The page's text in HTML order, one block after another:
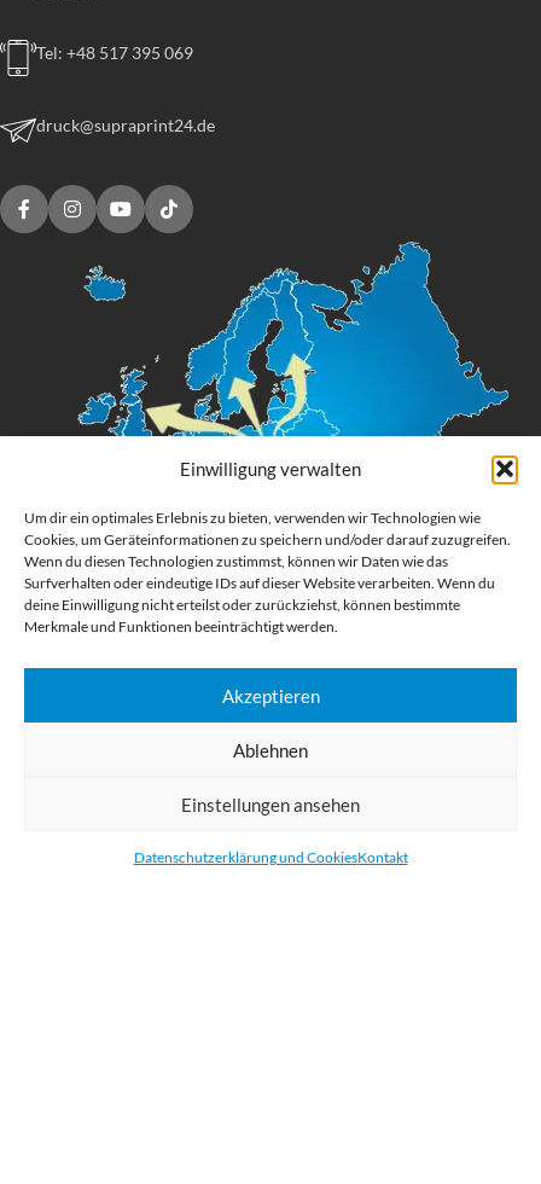
Einwilligung verwalten
Um dir ein optimales Erlebnis zu bieten, verwenden wir Technologien wie
Cookies, um Geräteinformationen zu speichern und/oder darauf zuzugreifen.
Wenn du diesen Technologien zustimmst, können wir Daten wie das
Surfverhalten oder eindeutige IDs auf dieser Website verarbeiten. Wenn du
deine Einwilligung nicht erteilst oder zurückziehst, können bestimmte
Merkmale und Funktionen beeinträchtigt werden.
Akzeptieren
Ablehnen
Einstellungen ansehen
Datenschutzerklärung und CookiesKontakt
Tel: +48 517 395 069
druck@supraprint24.de
Digital Großformatdruck
Bestellen Sie gedruckte Werbemittel online für Ihr Unternehmen. Wir
drucken: Banner, Stoffe, Folien, Fahnen, Strandfahnen, Poster, Etiketten
Österreich und die meisten Länder der Europäischen Union.